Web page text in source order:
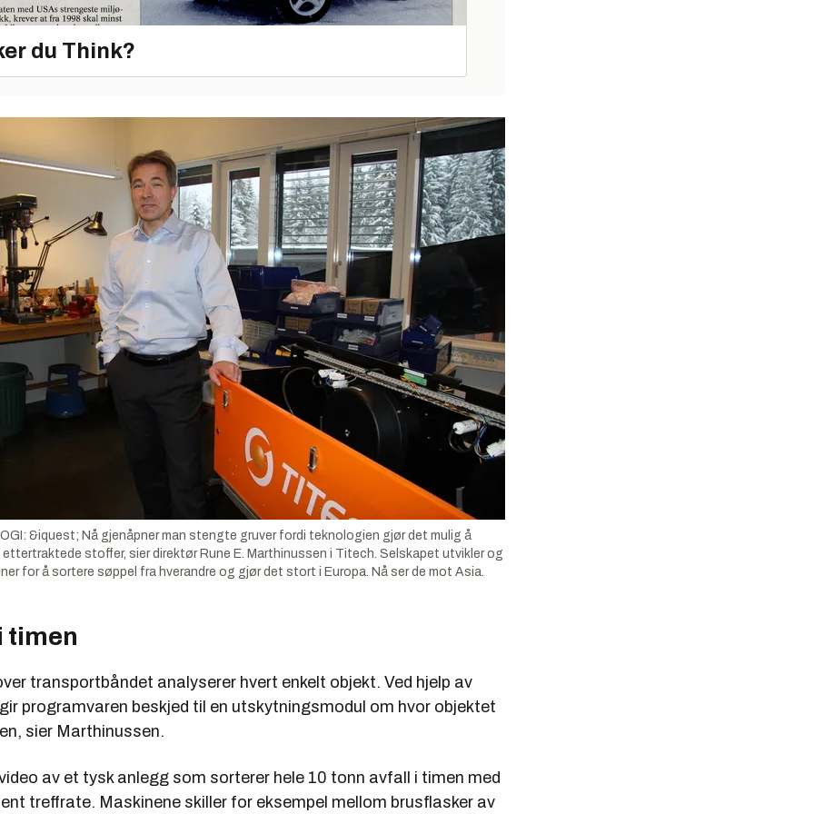
du Think?
&iquest; Nå gjenåpner man stengte gruver fordi teknologien gjør det mulig å
ettertraktede stoffer, sier direktør Rune E. Marthinussen i Titech. Selskapet utvikler og
for å sortere søppel fra hverandre og gjør det stort i Europa. Nå ser de mot Asia.
timen
transportbåndet analyserer hvert enkelt objekt. Ved hjelp av
programvaren beskjed til en utskytningsmodul om hvor objektet
sier Marthinussen.
av et tysk anlegg som sorterer hele 10 tonn avfall i timen med
treffrate. Maskinene skiller for eksempel mellom brusflasker av